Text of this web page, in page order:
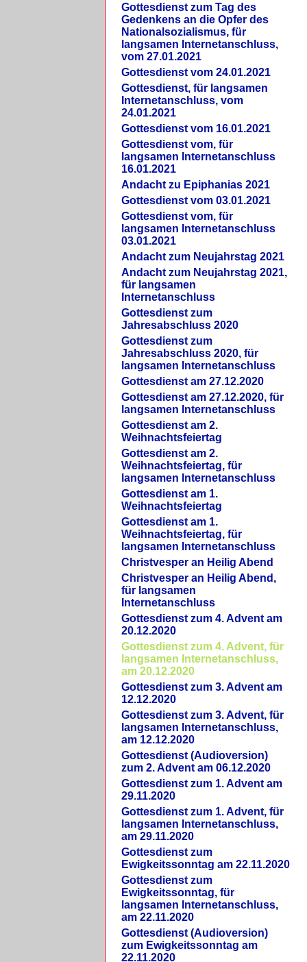
Gottesdienst zum Tag des
Gedenkens an die Opfer des
Nationalsozialismus, für
langsamen Internetanschluss,
vom 27.01.2021
Gottesdienst vom 24.01.2021
Gottesdienst, für langsamen
Internetanschluss, vom
24.01.2021
Gottesdienst vom 16.01.2021
Gottesdienst vom, für
langsamen Internetanschluss
16.01.2021
Andacht zu Epiphanias 2021
Gottesdienst vom 03.01.2021
Gottesdienst vom, für
langsamen Internetanschluss
03.01.2021
Andacht zum Neujahrstag 2021
Andacht zum Neujahrstag 2021,
für langsamen
Internetanschluss
Gottesdienst zum
Jahresabschluss 2020
Gottesdienst zum
Jahresabschluss 2020, für
langsamen Internetanschluss
Gottesdienst am 27.12.2020
Gottesdienst am 27.12.2020, für
langsamen Internetanschluss
Gottesdienst am 2.
Weihnachtsfeiertag
Gottesdienst am 2.
Weihnachtsfeiertag, für
langsamen Internetanschluss
Gottesdienst am 1.
Weihnachtsfeiertag
Gottesdienst am 1.
Weihnachtsfeiertag, für
langsamen Internetanschluss
Christvesper an Heilig Abend
Christvesper an Heilig Abend,
für langsamen
Internetanschluss
Gottesdienst zum 4. Advent am
20.12.2020
Gottesdienst zum 4. Advent, für
langsamen Internetanschluss,
am 20.12.2020
Gottesdienst zum 3. Advent am
12.12.2020
Gottesdienst zum 3. Advent, für
langsamen Internetanschluss,
am 12.12.2020
Gottesdienst (Audioversion)
zum 2. Advent am 06.12.2020
Gottesdienst zum 1. Advent am
29.11.2020
Gottesdienst zum 1. Advent, für
langsamen Internetanschluss,
am 29.11.2020
Gottesdienst zum
Ewigkeitssonntag am 22.11.2020
Gottesdienst zum
Ewigkeitssonntag, für
langsamen Internetanschluss,
am 22.11.2020
Gottesdienst (Audioversion)
zum Ewigkeitssonntag am
22.11.2020